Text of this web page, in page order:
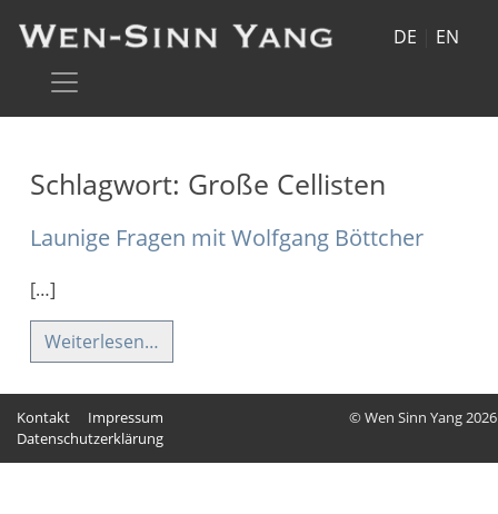
DE EN
Schlagwort: Große Cellisten
Launige Fragen mit Wolfgang Böttcher
[…]
Weiterlesen…
Kontakt
Impressum
Datenschutzerklärung
© Wen Sinn Yang 2026